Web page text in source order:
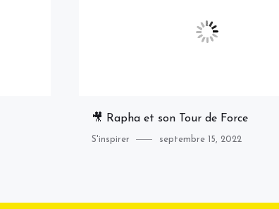
🎥 Rapha et son Tour de Force
Category
S'inspirer
Posted
septembre 15, 2022